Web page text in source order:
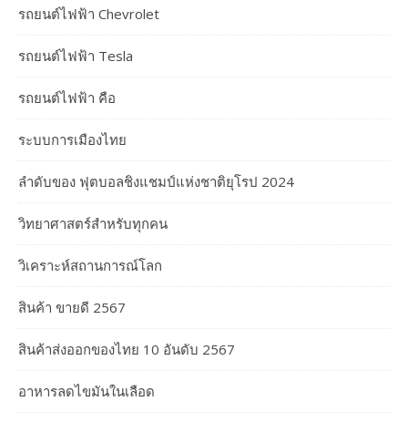
รถยนต์ไฟฟ้า Chevrolet
รถยนต์ไฟฟ้า Tesla
รถยนต์ไฟฟ้า คือ
ระบบการเมืองไทย
ลำดับของ ฟุตบอลชิงแชมป์แห่งชาติยุโรป 2024
วิทยาศาสตร์สำหรับทุกคน
วิเคราะห์สถานการณ์โลก
สินค้า ขายดี 2567
สินค้าส่งออกของไทย 10 อันดับ 2567
อาหารลดไขมันในเลือด